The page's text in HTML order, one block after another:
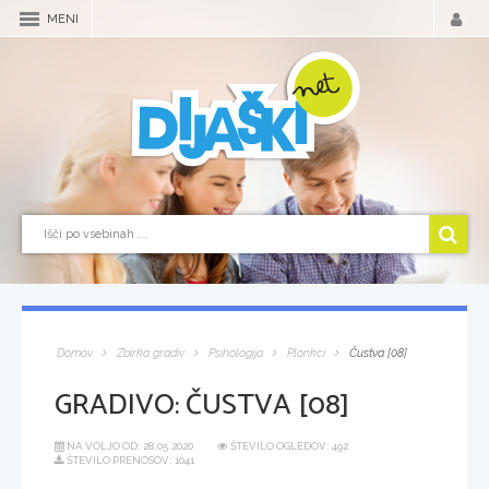
MENI
Domov Zbirka gradiv Psihologija Plonkci Čustva [08]
GRADIVO:ČUSTVA [08]
NA VOLJO OD: 28.05.2020
ŠTEVILO OGLEDOV: 492
ŠTEVILO PRENOSOV: 1041